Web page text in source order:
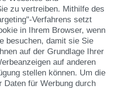
zu vertreiben. Mithilfe des
Verfahrens setzt
in Ihrem Browser, wenn
besuchen, damit sie Sie
auf der Grundlage Ihrer
auf anderen
stellen können. Um die
Daten für Werbung durch